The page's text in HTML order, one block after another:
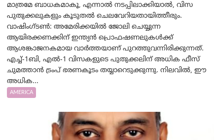
മാത്രമേ ബാധകമാകൂ, എന്നാൽ നടപ്പിലാക്കിയാൽ, വിസ
പുതുക്കലുകളും കൂടുതൽ ചെലവേറിയതായിത്തീരും.
വാഷിംഗ്ടണ്‍: അമേരിക്കയില്‍ ജോലി ചെയ്യുന്ന
ആയിരക്കണക്കിന് ഇന്ത്യൻ പ്രൊഫഷണലുകൾക്ക്
ആശങ്കാജനകമായ വാർത്തയാണ് പുറത്തുവന്നിരിക്കുന്നത്.
എച്ച്-1ബി, എൽ-1 വിസകളുടെ പുതുക്കലിന് അധിക ഫീസ്
ചുമത്താൻ ട്രംപ് ഭരണകൂടം തയ്യാറെടുക്കുന്നു. നിലവിൽ, ഈ
അധിക...
AMERICA